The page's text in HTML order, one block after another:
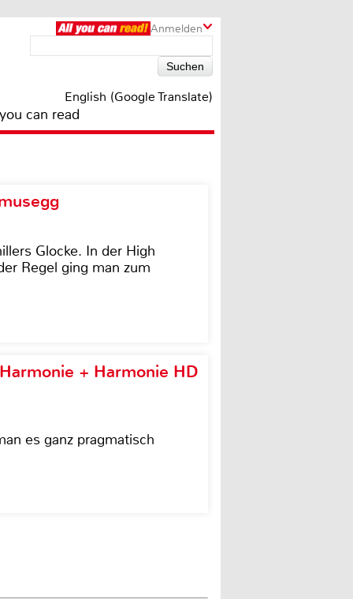
Anmelden
English (Google Translate)
can read
Glocke. In der High
Regel ging man zum
+ Harmonie HD
es ganz pragmatisch